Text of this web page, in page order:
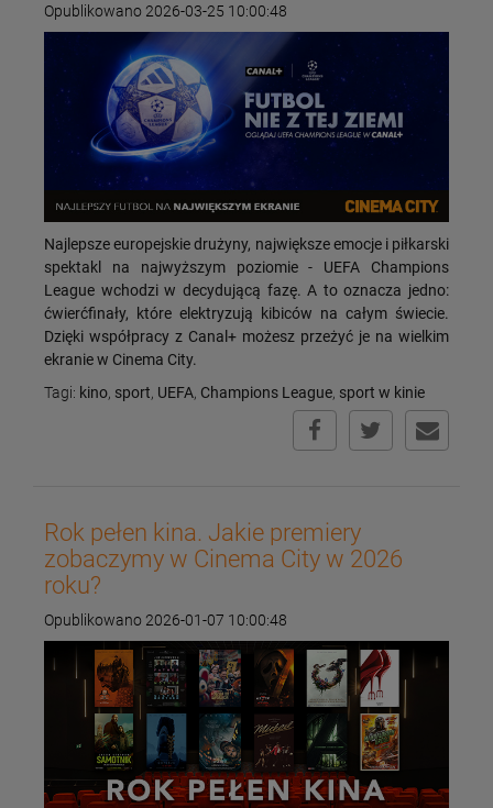
Opublikowano 2026-03-25 10:00:48
Najlepsze europejskie drużyny, największe emocje i piłkarski
spektakl na najwyższym poziomie - UEFA Champions
League wchodzi w decydującą fazę. A to oznacza jedno:
ćwierćfinały, które elektryzują kibiców na całym świecie.
Dzięki współpracy z Canal+ możesz przeżyć je na wielkim
ekranie w Cinema City.
Tagi: kino, sport, UEFA, Champions League, sport w kinie
Rok pełen kina. Jakie premiery
zobaczymy w Cinema City w 2026
roku?
Opublikowano 2026-01-07 10:00:48